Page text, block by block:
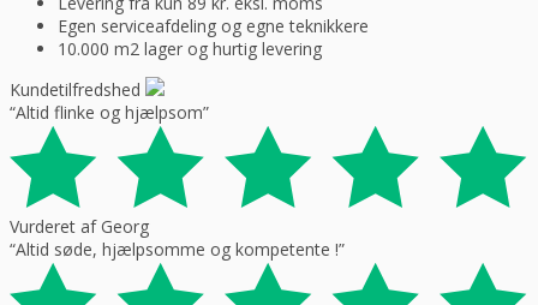
Egen serviceafdeling og egne teknikkere
10.000 m2 lager og hurtig levering
Kundetilfredshed
“Altid flinke og hjælpsom”
Vurderet af Georg
“Altid søde, hjælpsomme og kompetente !”